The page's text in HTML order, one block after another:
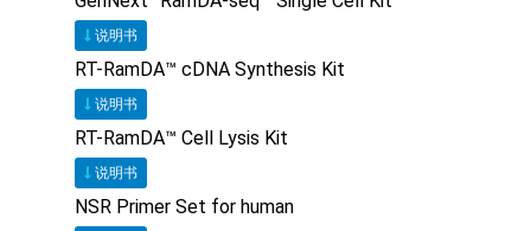
说明书
RT-RamDA™ cDNA Synthesis Kit
说明书
RT-RamDA™ Cell Lysis Kit
说明书
NSR Primer Set for human